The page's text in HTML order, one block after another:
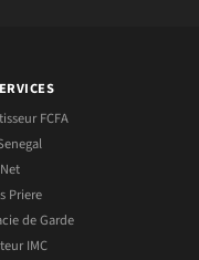
FCFA
Priere
de Garde
IMC